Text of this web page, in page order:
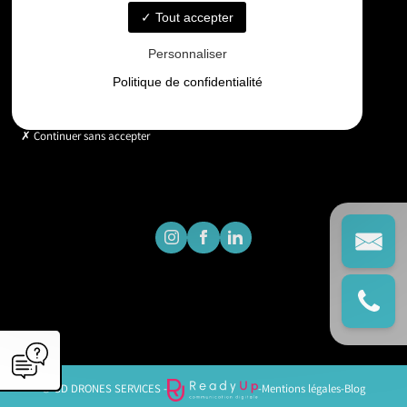
Horaires
Lundi - Vendredi : 9h - 18h
© GD DRONES SERVICES - -Mentions légales-Blog
Tout accepter
Personnaliser
Politique de confidentialité
Continuer sans accepter